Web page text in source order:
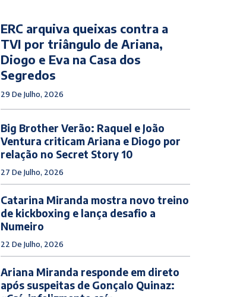
ERC arquiva queixas contra a
TVI por triângulo de Ariana,
Diogo e Eva na Casa dos
Segredos
29 De Julho, 2026
Big Brother Verão: Raquel e João
Ventura criticam Ariana e Diogo por
relação no Secret Story 10
27 De Julho, 2026
Catarina Miranda mostra novo treino
de kickboxing e lança desafio a
Numeiro
22 De Julho, 2026
Ariana Miranda responde em direto
após suspeitas de Gonçalo Quinaz: